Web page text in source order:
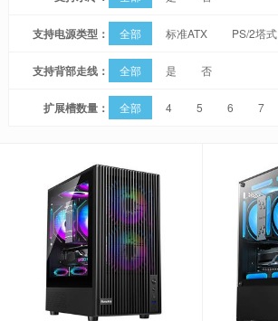
支持电源类型： 全部 标准ATX PS/2塔式
支持背部走线： 全部 是 否
扩展槽数量： 全部 4 5 6 7